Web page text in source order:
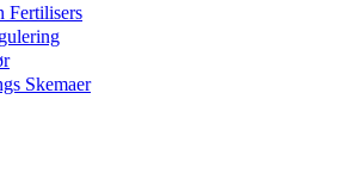
Fertilisers
Skemaer